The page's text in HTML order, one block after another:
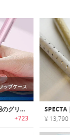
Apple Pencil第２世代用のグリップケース
+723 ¥ 13,790